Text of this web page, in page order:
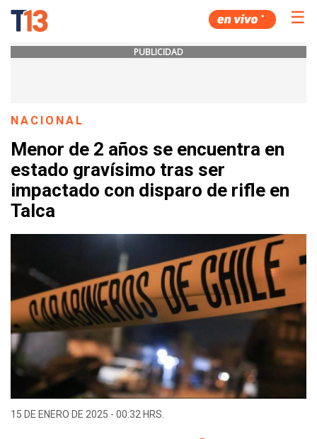
☰
PUBLICIDAD
NACIONAL
Menor de 2 años se encuentra en
estado gravísimo tras ser
impactado con disparo de rifle en
Talca
15 DE ENERO DE 2025 - 00:32 HRS.